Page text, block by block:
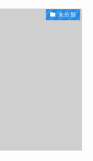
未分類